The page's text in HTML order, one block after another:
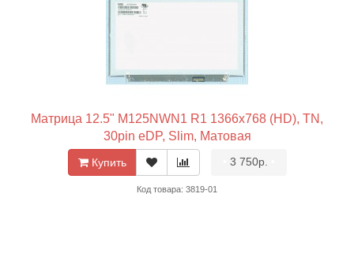
Матрица 12.5" M125NWN1 R1 1366x768 (HD), TN,
30pin eDP, Slim, Матовая
Купить 3 750р.
Код товара: 3819-01